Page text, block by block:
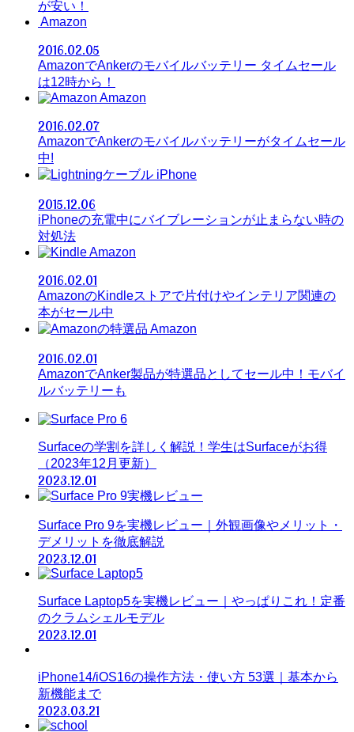
が安い！
Amazon
2016.02.05
AmazonでAnkerのモバイルバッテリー タイムセール
は12時から！
Amazon
2016.02.07
AmazonでAnkerのモバイルバッテリーがタイムセール
中!
iPhone
2015.12.06
iPhoneの充電中にバイブレーションが止まらない時の
対処法
Amazon
2016.02.01
AmazonのKindleストアで片付けやインテリア関連の
本がセール中
Amazon
2016.02.01
AmazonでAnker製品が特選品としてセール中！モバイ
ルバッテリーも
Surfaceの学割を詳しく解説！学生はSurfaceがお得
（2023年12月更新）
2023.12.01
Surface Pro 9を実機レビュー｜外観画像やメリット・
デメリットを徹底解説
2023.12.01
Surface Laptop5を実機レビュー｜やっぱりこれ！定番
のクラムシェルモデル
2023.12.01
iPhone14/iOS16の操作方法・使い方 53選｜基本から
新機能まで
2023.03.21